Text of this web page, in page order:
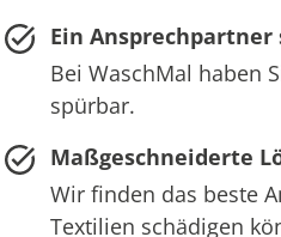
Ein
Bei WaschMal haben
spürbar.
Maßgeschneiderte
Wir finden das beste
Textilien schädigen